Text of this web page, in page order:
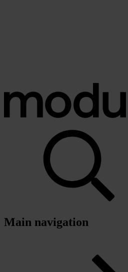
Main navigation